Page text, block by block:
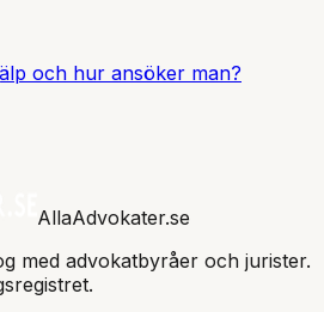
och hur ansöker man?
AllaAdvokater.se
med advokatbyråer och jurister.